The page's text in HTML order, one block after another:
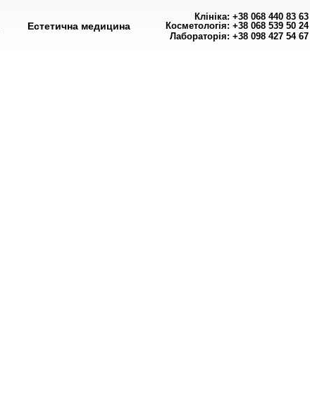
Естетична медицина
Клініка: +38 068 440 83 63
Косметологія: +38 068 539 50 24
Лабораторія: +38 098 427 54 67